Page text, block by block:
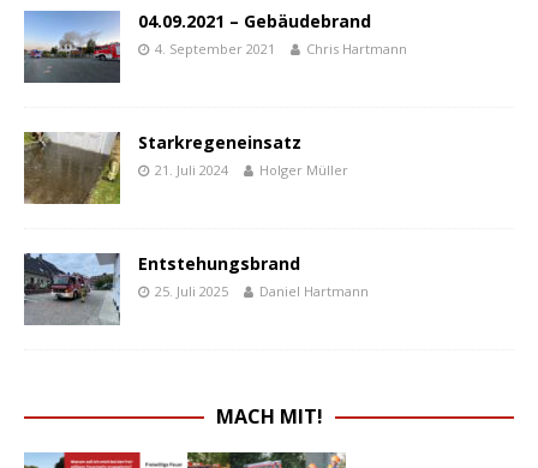
04.09.2021 – Gebäudebrand
4. September 2021 Chris Hartmann
Starkregeneinsatz
21. Juli 2024 Holger Müller
Entstehungsbrand
25. Juli 2025 Daniel Hartmann
MACH MIT!